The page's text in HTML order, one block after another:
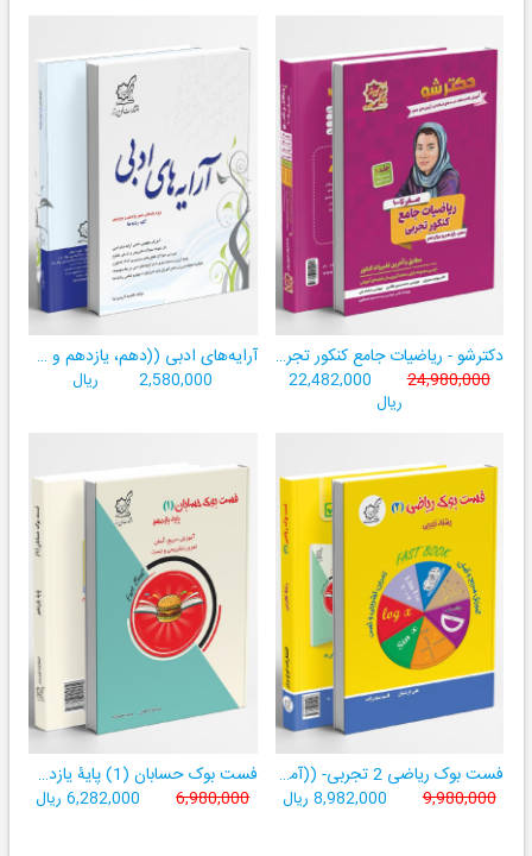
دکترشو - ریاضیات جامع کنکور تجربی - دهم،یازدهم،دوازدهم - جلد یک (درسنامه، تست، آزمون)
24,980,000
22,482,000
ریال
آرایه‌های ادبی ((دهم، یازدهم و دوازدهم کلیه رشته‌‌ها))
2,580,000 ریال
فست بوک ریاضی 2 تجربی- ((آموزش سریع، آسان و کامل ریاضی پایۀ یازدهم))
9,980,000 8,982,000 ریال
فست بوک حسابان (1) پایۀ یازدهم
6,980,000 6,282,000 ریال